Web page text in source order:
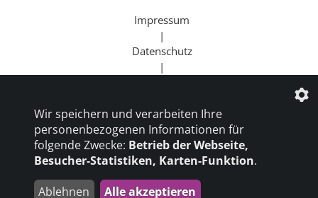
Impressum
|
Datenschutz
|
Beratung
|
Goldener Rollstuhl
|
Wir speichern und verarbeiten Ihre
personenbezogenen Informationen für
folgende Zwecke: Betrieb der Webseite,
Besucher-Statistiken, Karten-Funktion.
Ablehnen Alle akzeptieren